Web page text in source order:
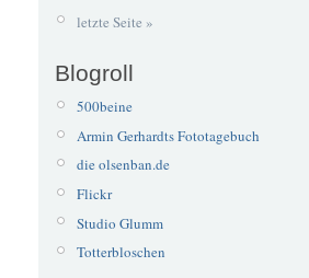
letzte Seite »
Blogroll
500beine
Armin Gerhardts Fototagebuch
die olsenban.de
Flickr
Studio Glumm
Totterbloschen